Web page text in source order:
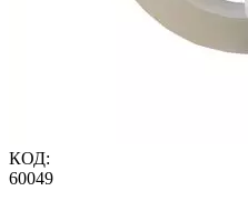
КОД:
60049